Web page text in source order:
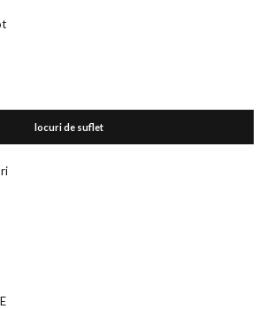
locuri de suflet